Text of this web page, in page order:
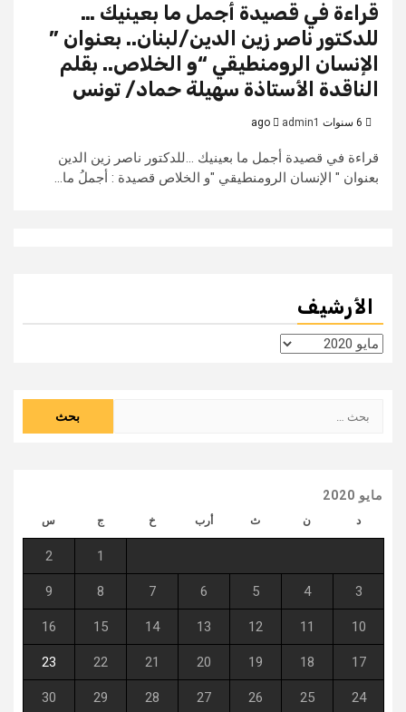
قراءة في قصيدة أجمل ما بعينيك …
للدكتور ناصر زين الدين/لبنان.. بعنوان ”
الإنسان الرومنطيقي “و الخلاص.. بقلم
الناقدة الأستاذة سهيلة حماد/ تونس
admin1
قراءة في قصيدة أجمل ما بعينيك ...للدكتور ناصر زين الدين
بعنوان " الإنسان الرومنطيقي "و الخلاص قصيدة : أجملُ ما...
الأرشيف
الأرشيف
عن:
مايو 2020
د ن ث أرب خ ج س
1
2
3
4
5
6
7
8
9
10
11
12
13
14
15
16
17
18
19
20
21
22
23
24
25
26
27
28
29
30